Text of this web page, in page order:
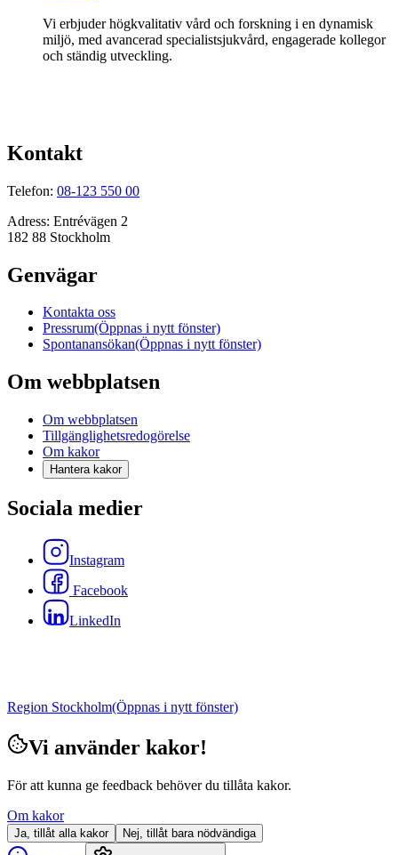
Vi erbjuder högkvalitativ vård och forskning i en dynamisk
miljö, med avancerad specialistsjukvård, engagerade kollegor
och ständig utveckling.
Kontakt
Telefon: 08-123 550 00
Adress: Entrévägen 2
182 88 Stockholm
Genvägar
Kontakta oss
Pressrum(Öppnas i nytt fönster)
Spontanansökan(Öppnas i nytt fönster)
Om webbplatsen
Om webbplatsen
Tillgänglighetsredogörelse
Om kakor
Hantera kakor
Sociala medier
Instagram
Facebook
LinkedIn
Region Stockholm(Öppnas i nytt fönster)
Vi använder kakor!
För att kunna ge feedback behöver du tillåta kakor.
Om kakor
Ja, tillåt alla kakor Nej, tillåt bara nödvändiga